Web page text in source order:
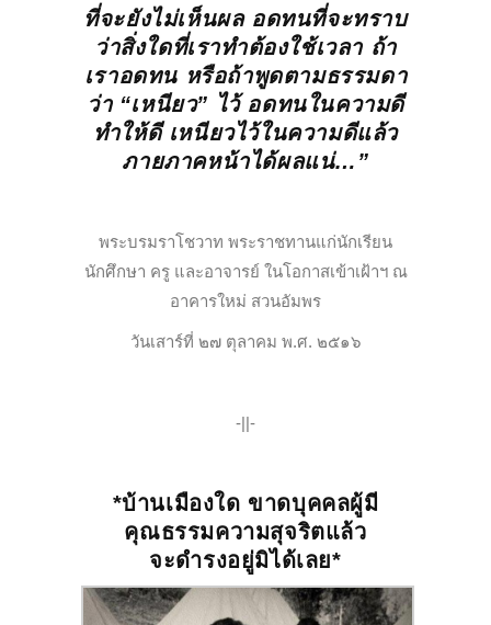
ที่จะยังไม่เห็นผล อดทนที่จะทราบ
ว่าสิ่งใดที่เราทำต้องใช้เวลา ถ้า
เราอดทน หรือถ้าพูดตามธรรมดา
ว่า “เหนียว” ไว้ อดทนในความดี
ทำให้ดี เหนียวไว้ในความดีแล้ว
ภายภาคหน้าได้ผลแน่…”
พระบรมราโชวาท พระราชทานแก่นักเรียน
นักศึกษา ครู และอาจารย์ ในโอกาสเข้าเฝ้าฯ ณ
อาคารใหม่ สวนอัมพร
วันเสาร์ที่ ๒๗ ตุลาคม พ.ศ. ๒๕๑๖
-||-
*บ้านเมืองใด ขาดบุคคลผู้มี
คุณธรรมความสุจริตแล้ว
จะดำรงอยู่มิได้เลย*